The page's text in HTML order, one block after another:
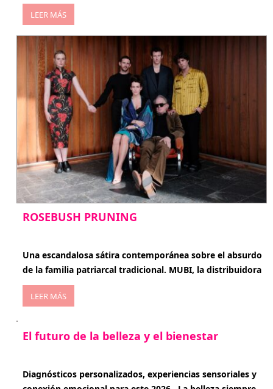
LEER MÁS
ROSEBUSH PRUNING
Una escandalosa sátira contemporánea sobre el absurdo
de la familia patriarcal tradicional. MUBI, la distribuidora
LEER MÁS
El futuro de la belleza y el bienestar
Diagnósticos personalizados, experiencias sensoriales y